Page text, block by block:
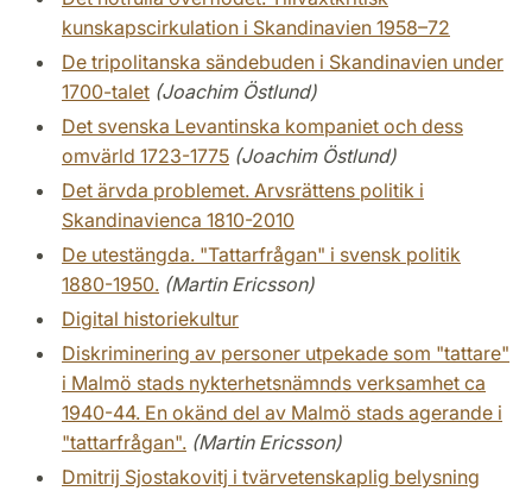
kunskapscirkulation i Skandinavien 1958–72
De tripolitanska sändebuden i Skandinavien under
1700-talet (Joachim Östlund)
Det svenska Levantinska kompaniet och dess
omvärld 1723-1775 (Joachim Östlund)
Det ärvda problemet. Arvsrättens politik i
Skandinavienca 1810-2010
De utestängda. "Tattarfrågan" i svensk politik
1880-1950. (Martin Ericsson)
Digital historiekultur
Diskriminering av personer utpekade som "tattare"
i Malmö stads nykterhetsnämnds verksamhet ca
1940-44. En okänd del av Malmö stads agerande i
"tattarfrågan". (Martin Ericsson)
Dmitrij Sjostakovitj i tvärvetenskaplig belysning